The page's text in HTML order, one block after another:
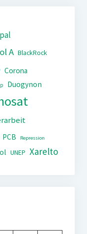
A BlackRock
Corona
Duogynon
PCB Repression
UNEP Xarelto